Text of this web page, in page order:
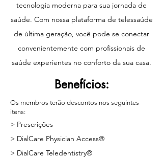
tecnologia moderna para sua jornada de
saúde. Com nossa plataforma de telessaúde
de última geração, você pode se conectar
convenientemente com profissionais de
saúde experientes no conforto da sua casa.
Benefícios:
Os membros terão descontos nos seguintes
itens:
> Prescrições
> DialCare Physician Access®
> DialCare Teledentistry®